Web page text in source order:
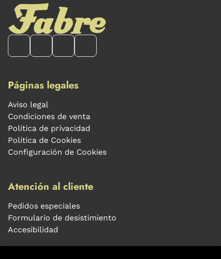
Páginas legales
Aviso legal
Condiciones de venta
Política de privacidad
Política de Cookies
Configuración de Cookies
Atención al cliente
Pedidos especiales
Formulario de desistimiento
Accesibilidad